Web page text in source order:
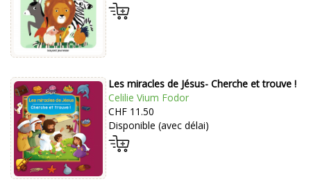
Les miracles de Jésus- Cherche et trouve !
Celilie Vium Fodor
CHF 11.50
Disponible (avec délai)